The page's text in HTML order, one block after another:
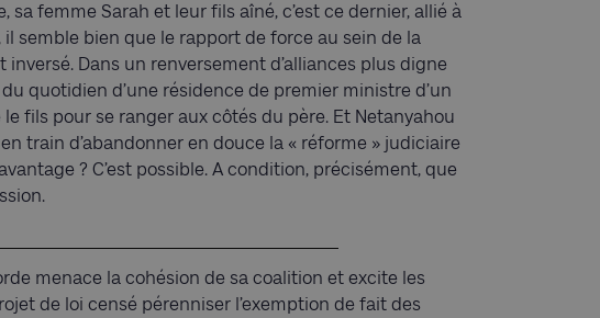
femme Sarah et leur fils aîné, c’est ce dernier, allié à
semble bien que le rapport de force au sein de la
Dans un renversement d’alliances plus digne
quotidien d’une résidence de premier ministre d’un
le fils pour se ranger aux côtés du père. Et Netanyahou
train d’abandonner en douce la « réforme » judiciaire
? C’est possible. A condition, précisément, que
menace la cohésion de sa coalition et excite les
de loi censé pérenniser l’exemption de fait des